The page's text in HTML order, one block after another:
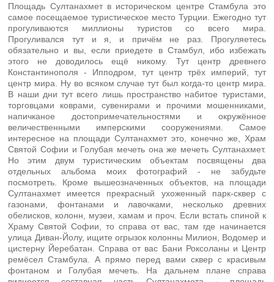
Площадь Султанахмет в историческом центре Стамбула это
самое посещаемое туристическое место Турции. Ежегодно тут
прогуливаются миллионы туристов со всего мира.
Прогуливался тут и я, и причём не раз. Прогуляетесь
обязательно и вы, если приедете в Стамбул, ибо избежать
этого не доводилось ещё никому. Тут центр древнего
Константинополя - Ипподром, тут центр трёх империй, тут
центр мира. Ну во всяком случае тут был когда-то центр мира.
В наши дни тут всего лишь пространство набитое туристами,
торговцами коврами, сувенирами и прочими мошенниками,
напичканое достопримечательностями и окружённое
величественными имперскими сооружениями. Самое
интересное на площади Султанахмет это, конечно же, Храм
Святой Софии и Голубая мечеть она же мечеть Султанахмет.
Но этим двум туристическим объектам посвящены два
отдельных альбома моих фотографий - не забудьте
посмотреть. Кроме вышеозначенных объектов, на площади
Султанахмет имеется прекрасный ухоженный парк-сквер с
газонами, фонтанами и лавочками, несколько древних
обелисков, колонн, музеи, хамам и проч. Если встать спиной к
Храму Святой Софии, то справа от вас, там где начинается
улица Диван-Йолу, ищите огрызок колонны Милион, Водомер и
цистерну Йеребатан. Справа от вас Бани Роксоланы и Центр
ремёсел Стамбула. А прямо перед вами сквер с красивым
фонтаном и Голубая мечеть. На дальнем плане справа